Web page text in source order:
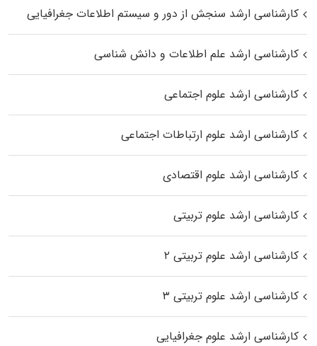
کارشناسی ارشد سنجش از دور و سیستم اطلاعات جغرافیایی
کارشناسی ارشد علم اطلاعات و دانش شناسی
کارشناسی ارشد علوم اجتماعی
کارشناسی ارشد علوم ارتباطات اجتماعی
کارشناسی ارشد علوم اقتصادی
کارشناسی ارشد علوم تربیتی
کارشناسی ارشد علوم تربیتی ۲
کارشناسی ارشد علوم تربیتی ۳
کارشناسی ارشد علوم جغرافیایی